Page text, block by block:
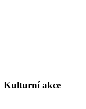
Kulturní akce